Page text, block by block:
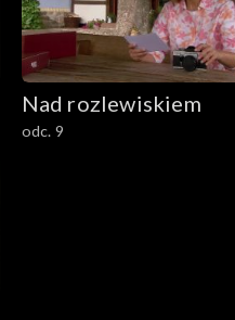
Nad rozlewiskiem
odc. 9